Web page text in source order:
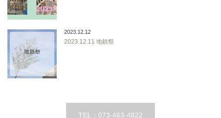
2023.12.12
2023.12.11 地鎮祭
TEL：073-463-4822